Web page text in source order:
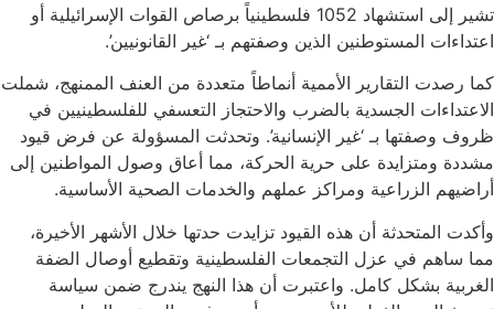
تشير إلى استشهاد 1052 فلسطينياً برصاص القوات الإسرائيلية أو
اعتداءات المستوطنين الذين وصفتهم بـ ‘غير القانونيين’.
كما رصدت التقارير الأممية أنماطاً متعددة من العنف الممنهج، شملت
الاعتداءات الجسدية بالضرب والاحتجاز التعسفي للفلسطينيين في
ظروف وصفتها بـ ‘غير الإنسانية’. وتحدثت المسؤولة عن فرض قيود
مشددة ومتزايدة على حرية الحركة، مما أعاق وصول المواطنين إلى
أراضيهم الزراعية ومراكز عملهم والخدمات الصحية الأساسية.
وأكدت المتحدثة أن هذه القيود تزايدت حدتها خلال الأشهر الأخيرة،
مما ساهم في عزل التجمعات الفلسطينية وتقطيع أوصال الضفة
الغربية بشكل كامل. واعتبرت أن هذا النهج يندرج ضمن سياسة